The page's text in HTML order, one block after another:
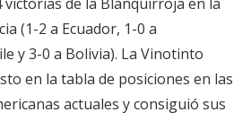
(1-2 a Ecuador, 1-0 a
y 3-0 a Bolivia). La Vinotinto
en la tabla de posiciones en las
actuales y consiguió sus